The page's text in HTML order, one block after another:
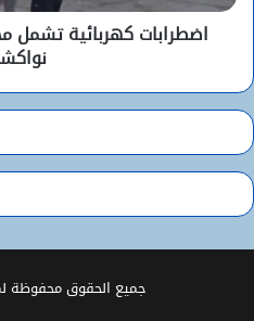
اضطرابات كهربائية
جميع الحقوق محفوظة